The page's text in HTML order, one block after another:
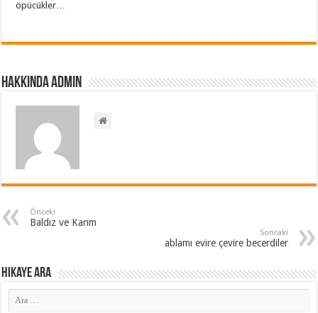
öpücükler…
Hakkında admin
Önceki
Baldız ve Karım
Sonraki
ablamı evire çevire becerdiler
Hikaye ARA